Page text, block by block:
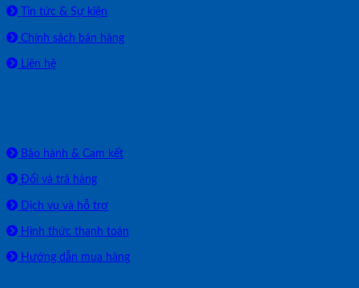
Tin tức & Sự kiện
Chính sách bán hàng
Liên hệ
Bảo hành & Cam kết
Đổi và trả hàng
Dịch vụ và hỗ trợ
Hình thức thanh toán
Hướng dẫn mua hàng